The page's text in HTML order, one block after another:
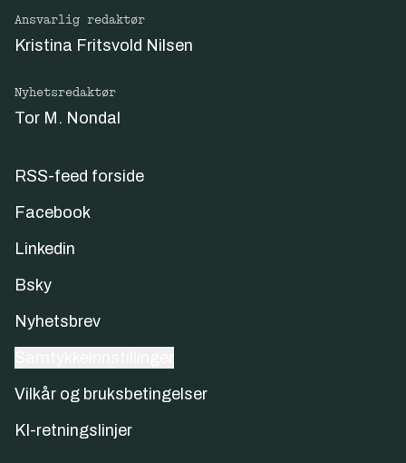
Ansvarlig redaktør
Kristina Fritsvold Nilsen
Nyhetsredaktør
Tor M. Nondal
RSS-feed forside
Facebook
Linkedin
Bsky
Nyhetsbrev
Vilkår og bruksbetingelser
KI-retningslinjer